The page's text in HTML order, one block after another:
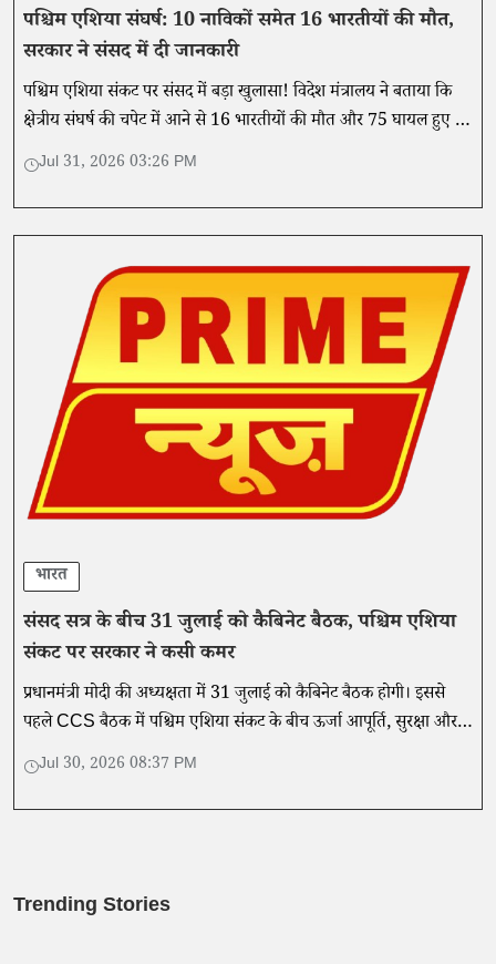
पश्चिम एशिया संघर्ष: 10 नाविकों समेत 16 भारतीयों की मौत,
सरकार ने संसद में दी जानकारी
पश्चिम एशिया संकट पर संसद में बड़ा खुलासा! विदेश मंत्रालय ने बताया कि
क्षेत्रीय संघर्ष की चपेट में आने से 16 भारतीयों की मौत और 75 घायल हुए हैं।
सरकार ने निकासी और मुआवजे पर दी पूरी जानकारी।
Jul 31, 2026 03:26 PM
भारत
संसद सत्र के बीच 31 जुलाई को कैबिनेट बैठक, पश्चिम एशिया
संकट पर सरकार ने कसी कमर
प्रधानमंत्री मोदी की अध्यक्षता में 31 जुलाई को कैबिनेट बैठक होगी। इससे
पहले CCS बैठक में पश्चिम एशिया संकट के बीच ऊर्जा आपूर्ति, सुरक्षा और
आवश्यक वस्तुओं की उपलब्धता की समीक्षा की गई।
Jul 30, 2026 08:37 PM
Trending Stories